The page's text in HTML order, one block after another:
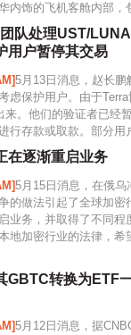
内饰的飞机客舱内部，
队处理UST/
用户暂停其交易
5月13日消息，赵长鹏
虑保护用户。由于
来。他们的验证者已经
行存款或取款。部分用
在逐渐重启业务
5月15日消息，在俄乌
的做法引起了全球加密
业务，并取得了不同程
地加密行业的法律，希
GBTC转换为ETF
5月12日消息，据